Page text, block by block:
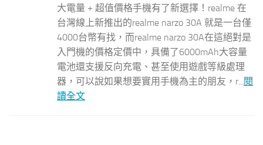
大電量 + 超值價格手機有了新選擇！realme 在
台灣線上新推出的realme narzo 30A 就是一台僅
4000台幣有找，而realme narzo 30A在這絕對是
入門機的價格定價中，具備了6000mAh大容量
電池還支援反向充電、甚至使用遊戲等級處理
器，可以說如果想要實用手機為主的朋友，r...閱
讀全文